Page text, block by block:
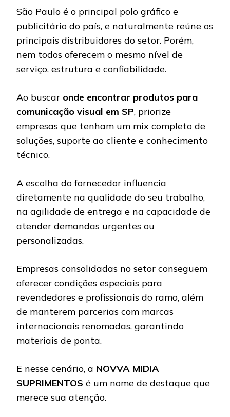
São Paulo é o principal polo gráfico e
publicitário do país, e naturalmente reúne os
principais distribuidores do setor. Porém,
nem todos oferecem o mesmo nível de
serviço, estrutura e confiabilidade.
Ao buscar onde encontrar produtos para
comunicação visual em SP, priorize
empresas que tenham um mix completo de
soluções, suporte ao cliente e conhecimento
técnico.
A escolha do fornecedor influencia
diretamente na qualidade do seu trabalho,
na agilidade de entrega e na capacidade de
atender demandas urgentes ou
personalizadas.
Empresas consolidadas no setor conseguem
oferecer condições especiais para
revendedores e profissionais do ramo, além
de manterem parcerias com marcas
internacionais renomadas, garantindo
materiais de ponta.
E nesse cenário, a NOVVA MIDIA
SUPRIMENTOS é um nome de destaque que
merece sua atenção.